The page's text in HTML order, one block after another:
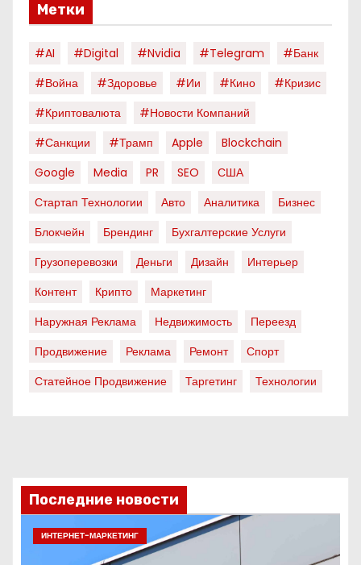
Метки
#AI #digital #nvidia #telegram
#банк
#война
#здоровье #ии #кино
#кризис
#криптовалюта
#новости Компаний
#санкции
#трамп Apple
Blockchain
Google
Media PR SEO
США
Стартап Технологии
Авто Аналитика
Бизнес
Блокчейн
Брендинг
Бухгалтерские Услуги
Грузоперевозки
Деньги Дизайн
Интерьер
Контент
Крипто
Маркетинг
Наружная Реклама
Недвижимость
Переезд
Продвижение
Реклама Ремонт
Спорт
Статейное Продвижение
Таргетинг Технологии
Последние новости
ИНТЕРНЕТ-МАРКЕТИНГ